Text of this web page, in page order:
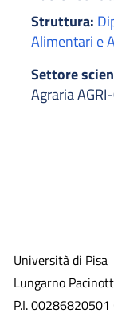
Struttura:
Alimentari e
Settore
Agraria
Università di Pisa
Lungarno
P.I.